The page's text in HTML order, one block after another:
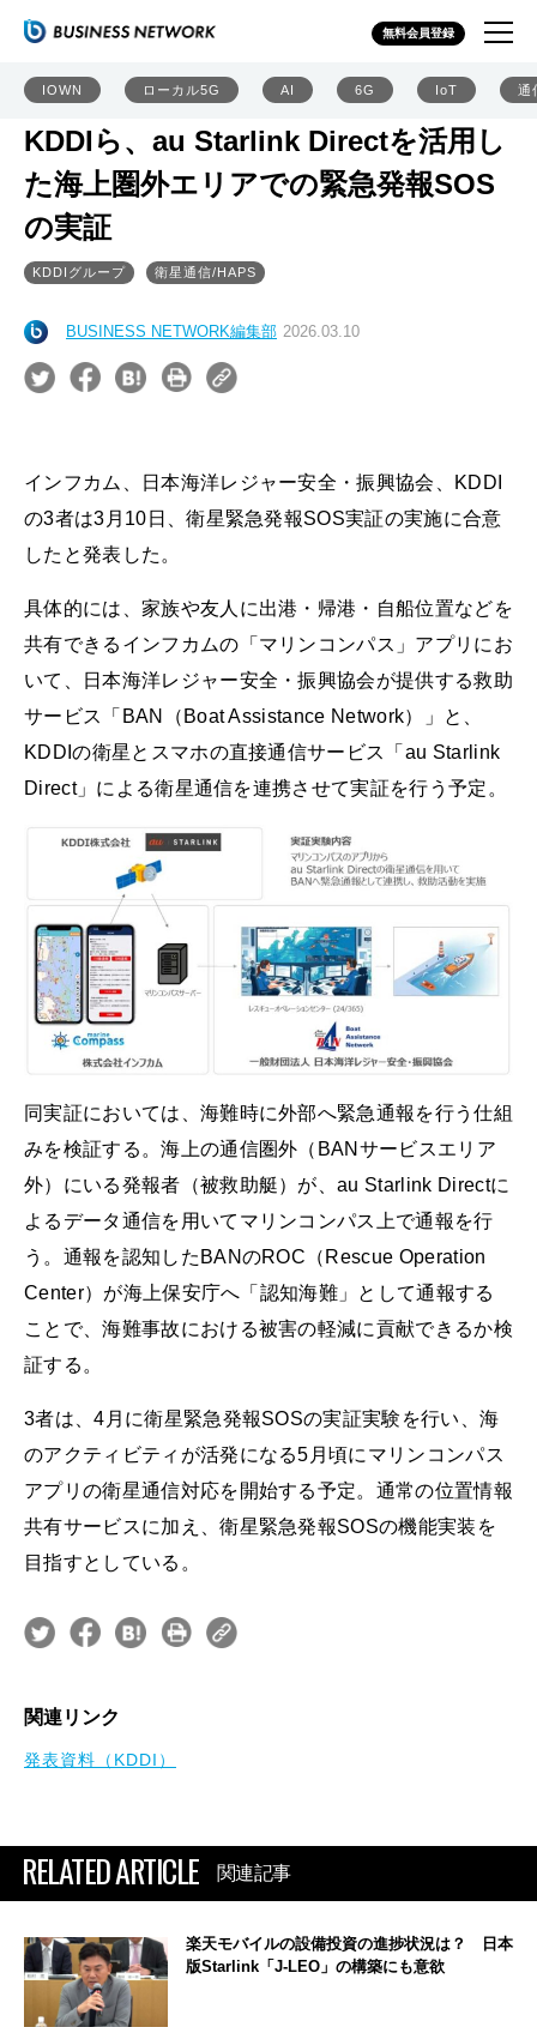
無料会員登録
IOWN ローカル5G AI 6G IoT 通
KDDIら、au Starlink Directを活用し
た海上圏外エリアでの緊急発報SOS
の実証
KDDIグループ 衛星通信/HAPS
BUSINESS NETWORK編集部 2026.03.10
インフカム、日本海洋レジャー安全・振興協会、KDDI
の3者は3月10日、衛星緊急発報SOS実証の実施に合意
したと発表した。
具体的には、家族や友人に出港・帰港・自船位置などを
共有できるインフカムの「マリンコンパス」アプリにお
いて、日本海洋レジャー安全・振興協会が提供する救助
サービス「BAN（Boat Assistance Network）」と、
KDDIの衛星とスマホの直接通信サービス「au Starlink
Direct」による衛星通信を連携させて実証を行う予定。
同実証においては、海難時に外部へ緊急通報を行う仕組
みを検証する。海上の通信圏外（BANサービスエリア
外）にいる発報者（被救助艇）が、au Starlink Directに
よるデータ通信を用いてマリンコンパス上で通報を行
う。通報を認知したBANのROC（Rescue Operation
Center）が海上保安庁へ「認知海難」として通報する
ことで、海難事故における被害の軽減に貢献できるか検
証する。
3者は、4月に衛星緊急発報SOSの実証実験を行い、海
のアクティビティが活発になる5月頃にマリンコンパス
アプリの衛星通信対応を開始する予定。通常の位置情報
共有サービスに加え、衛星緊急発報SOSの機能実装を
目指すとしている。
関連リンク
発表資料（KDDI）
RELATED ARTICLE 関連記事
楽天モバイルの設備投資の進捗状況は？ 日本
版Starlink「J-LEO」の構築にも意欲